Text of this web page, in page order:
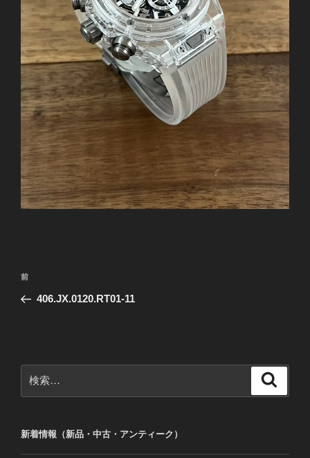
投
ナ
ー
シ
前
の
前
406.JX.0120.RT01-11
索:
新着情報（新品・中古・アンティーク）